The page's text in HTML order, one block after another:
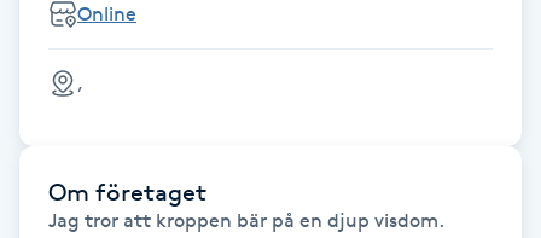
Fransförlängning Volym
Online
,
Om företaget
Jag tror att kroppen bär på en djup visdom.